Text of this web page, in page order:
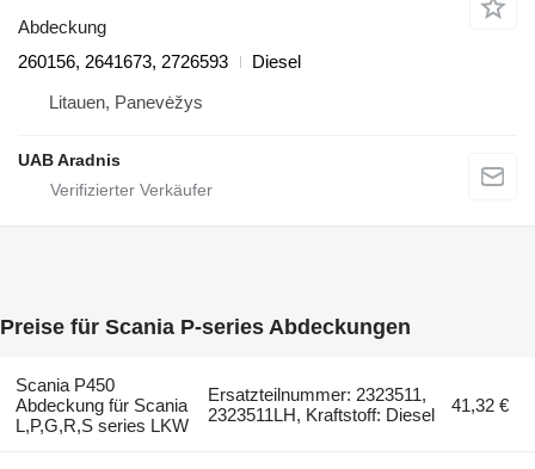
Abdeckung
260156, 2641673, 2726593
Diesel
Litauen, Panevėžys
UAB Aradnis
Preise für Scania P-series Abdeckungen
Scania P450
Abdeckung für Scania
L,P,G,R,S series LKW
Ersatzteilnummer: 2323511,
2323511LH, Kraftstoff: Diesel
41,32 €